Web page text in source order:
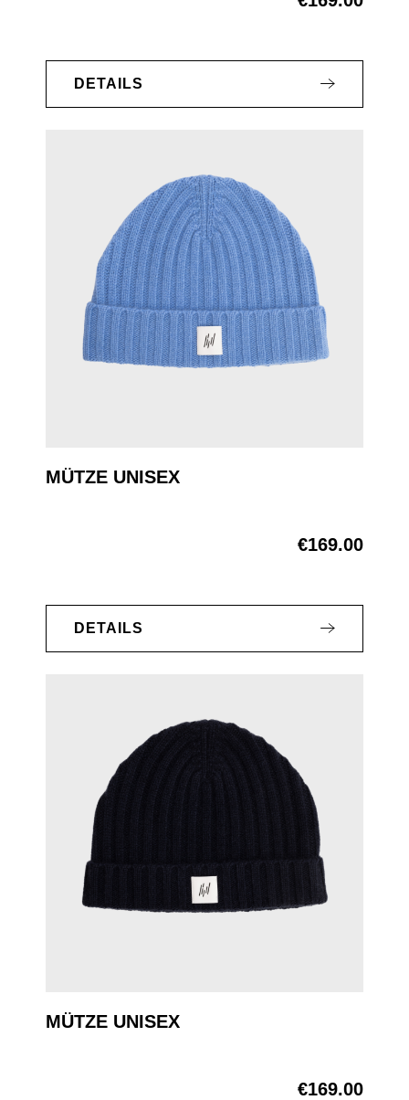
DETAILS
MÜTZE UNISEX
€169.00
DETAILS
MÜTZE UNISEX
€169.00